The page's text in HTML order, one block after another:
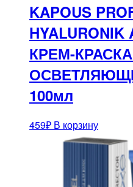
KAPOUS
КРЕМ-
100мл
459₽ В корзину